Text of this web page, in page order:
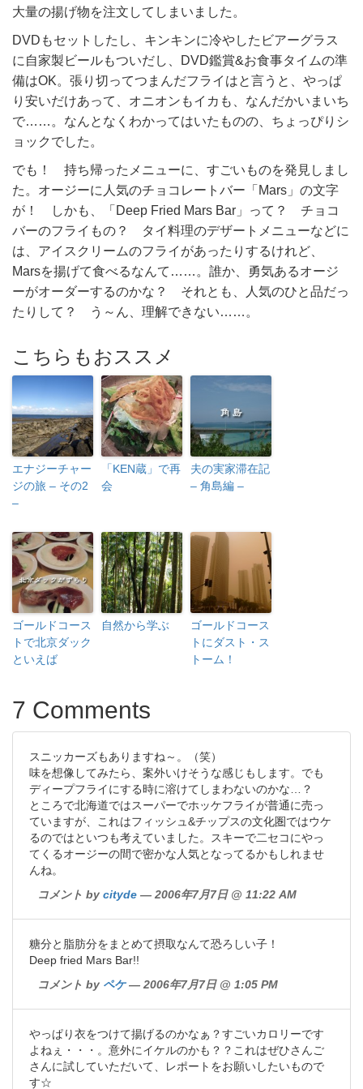
大量の揚げ物を注文してしまいました。
DVDもセットしたし、キンキンに冷やしたビアーグラス
に自家製ビールもついだし、DVD鑑賞&お食事タイムの準
備はOK。張り切ってつまんだフライはと言うと、やっぱ
り安いだけあって、オニオンもイカも、なんだかいまいち
で……。なんとなくわかってはいたものの、ちょっぴりシ
ョックでした。
でも！ 持ち帰ったメニューに、すごいものを発見しまし
た。オージーに人気のチョコレートバー「Mars」の文字
が！ しかも、「Deep Fried Mars Bar」って？ チョコ
バーのフライもの？ タイ料理のデザートメニューなどに
は、アイスクリームのフライがあったりするけれど、
Marsを揚げて食べるなんて……。誰か、勇気あるオージ
ーがオーダーするのかな？ それとも、人気のひと品だっ
たりして？ う～ん、理解できない……。
こちらもおススメ
エナジーチャー
ジの旅 – その2
–
「KEN蔵」で再
会
夫の実家滞在記
– 角島編 –
ゴールドコース
トで北京ダック
といえば
自然から学ぶ
ゴールドコース
トにダスト・ス
トーム！
7 Comments
スニッカーズもありますね～。（笑）
味を想像してみたら、案外いけそうな感じもします。でも
ディープフライにする時に溶けてしまわないのかな…？
ところで北海道ではスーパーでホッケフライが普通に売っ
ていますが、これはフィッシュ&チップスの文化圏ではウケ
るのではといつも考えていました。スキーで二セコにやっ
てくるオージーの間で密かな人気となってるかもしれませ
んね。
コメント by cityde — 2006年7月7日 @ 11:22 AM
糖分と脂肪分をまとめて摂取なんて恐ろしい子！
Deep fried Mars Bar!!
コメント by ペケ— 2006年7月7日 @ 1:05 PM
やっぱり衣をつけて揚げるのかなぁ？すごいカロリーです
よねぇ・・・。意外にイケルのかも？？これはぜひさんご
さんに試していただいて、レポートをお願いしたいもので
す☆